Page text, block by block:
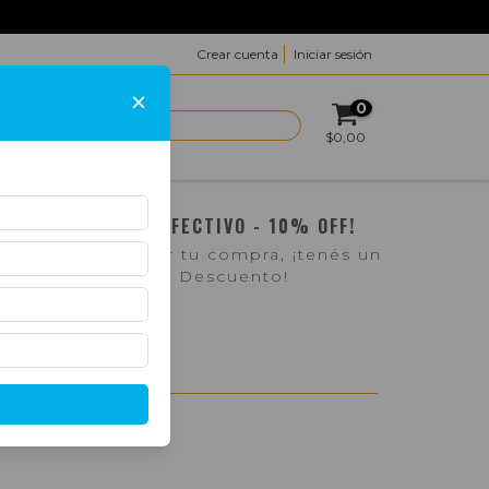
Crear cuenta Iniciar sesión
0
$0,00
¡PAGO EN EFECTIVO - 10% OFF!
Si pasás a retirar tu compra, ¡tenés un
10% de Descuento!
×